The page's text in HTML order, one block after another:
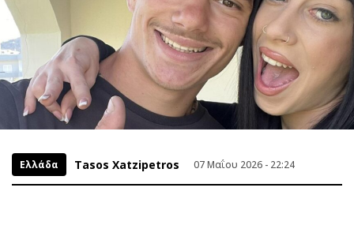
Ελλάδα Tasos Xatzipetros 07 Μαΐου 2026 - 22:24